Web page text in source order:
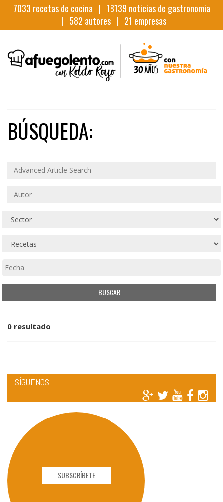
7033 recetas de cocina | 18139 noticias de gastronomia
| 582 autores | 21 empresas
BÚSQUEDA:
0 resultado
SÍGUENOS
SUBSCRÍBETE